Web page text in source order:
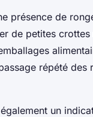
présence de
de petites
répété
un